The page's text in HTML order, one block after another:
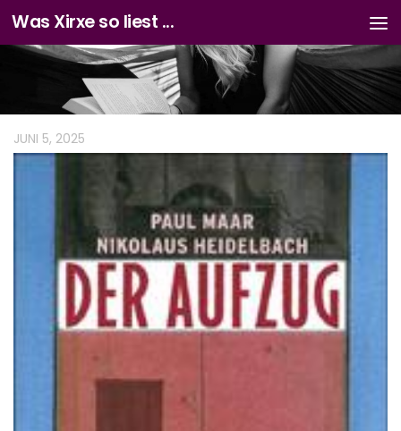
Zum Inhalt springen
Was Xirxe so liest ...
JUNI 5, 2025